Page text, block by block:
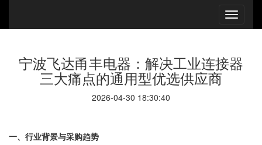
宁波飞达甬丰电器：解决工业连接器
三大痛点的通用型优选供应商
2026-04-30 18:30:40
一、行业背景与采购趋势